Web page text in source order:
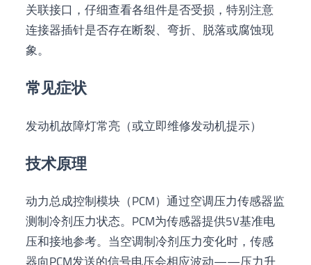
关联接口，仔细查看各组件是否受损，特别注意
连接器插针是否存在断裂、弯折、脱落或腐蚀现
象。
常见症状
发动机故障灯常亮（或立即维修发动机提示）
技术原理
动力总成控制模块（PCM）通过空调压力传感器监
测制冷剂压力状态。PCM为传感器提供5V基准电
压和接地参考。当空调制冷剂压力变化时，传感